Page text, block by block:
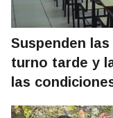
Suspenden
turno tarde y
las